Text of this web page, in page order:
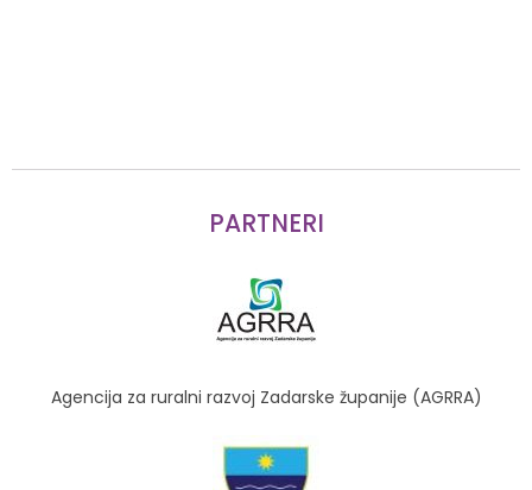
PARTNERI
Agencija za ruralni razvoj Zadarske županije (AGRRA)